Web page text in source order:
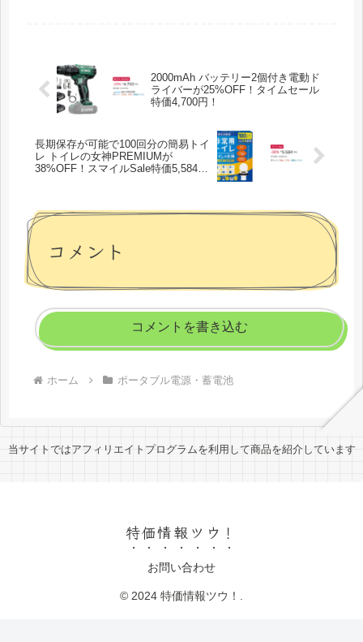
く、従来のRIVERシリーズより38%高
速です。急に電源が必要なときに
RIVER 2 の充電を忘れていても、AC
コンセントで短時間の間にフル充電さ
ー充電にも対応しており、EcoFlowの
110Wソーラーパネルとつなげると、
約2.3時間で満充電されます。AC充電
以外に太陽光発電が利用できるため、
2000mAh バッテリー2個付き電動ド
ライバーが25%OFF！タイムセール
特価4,700円！
長期保存が可能で100回分の簡易トイ
レ トイレの女神PREMIUMが
38%OFF！スマイルSale特価5,584
コメント
コメントを書き込む
ホーム ポータブル電源・蓄電池
当サイトではアフィリエイトプログラムを利用して商品を紹介しています
特価情報ツウ！
お問い合わせ
© 2024 特価情報ツウ！.